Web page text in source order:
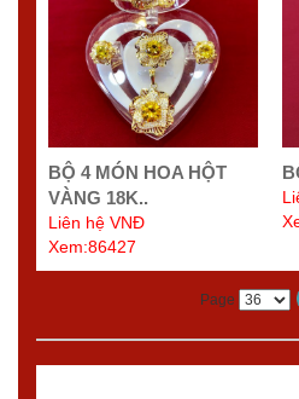
BỘ 4 MÓN HOA HỘT
VÀNG 18K..
Liên hệ VNĐ
Xem:86427
Page